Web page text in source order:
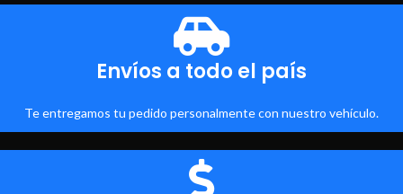
Envíos a todo el país
Te entregamos tu pedido personalmente con nuestro vehículo.